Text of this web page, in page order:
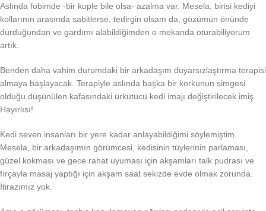
Aslında fobimde -bir kuple bile olsa- azalma var. Mesela, birisi kediyi
kollarının arasında sabitlerse, tedirgin olsam da, gözümün önünde
durduğundan ve gardımı alabildiğimden o mekanda oturabiliyorum
artık.
Benden daha vahim durumdaki bir arkadaşım duyarsızlaştırma terapisi
almaya başlayacak. Terapiyle aslında başka bir korkunun simgesi
olduğu düşünülen kafasındaki ürkütücü kedi imajı değiştirilecek imiş.
Hayırlısı!
Kedi seven insanları bir yere kadar anlayabildiğimi söylemiştim.
Mesela, bir arkadaşımın görümcesi, kedisinin tüylerinin parlaması,
güzel kokması ve gece rahat uyuması için akşamları talk pudrası ve
fırçayla masaj yaptığı için akşam saat sekizde evde olmak zorunda.
İtirazımız yok.